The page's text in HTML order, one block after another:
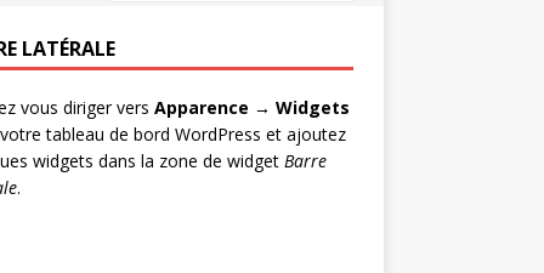
LATÉRALE
vous diriger vers Apparence → Widgets
tableau de bord WordPress et ajoutez
widgets dans la zone de widget Barre
.